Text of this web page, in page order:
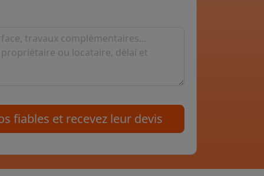
fiables et recevez leur devis